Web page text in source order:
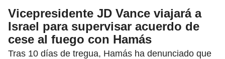
Vicepresidente JD Vance viajará a
Israel para supervisar acuerdo de
cese al fuego con Hamás
Tras 10 días de tregua, Hamás ha denunciado que